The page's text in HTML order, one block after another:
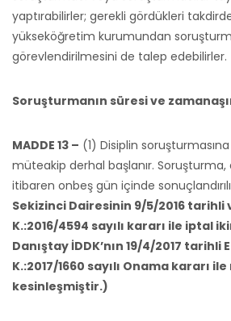
yaptırabilirler; gerekli gördükleri
yükseköğretim kurumundan
görevlendirilmesini de talep edebilirler.
Soruşturmanın süresi ve
MADDE 13 – (1) Disiplin
müteakip derhal başlanır.
itibaren onbeş gün içinde
Sekizinci Dairesinin 9/5/2016 tarihli
K.:2016/4594 sayılı kararı ile iptal
Danıştay İDDK’nın 19/4/2017 tarihli
K.:2017/1660 sayılı Onama kararı
kesinleşmiştir.)